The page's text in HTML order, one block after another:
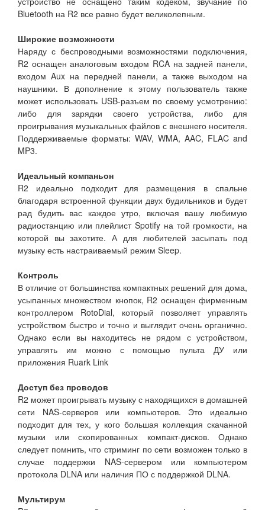
Bluetooth на R2 все равно будет великолепным.
Широкие возможности
Наряду с беспроводными возможностями подключения,
R2 оснащен аналоговым входом RCA на задней панели,
входом Aux на передней панели, а также выходом на
наушники. В дополнение к этому пользователь также
может использовать USB-разъем по своему усмотрению:
либо для зарядки своего устройства, либо для
проигрывания музыкальных файлов с внешнего носителя.
Поддерживаемые форматы: WAV, WMA, AAC, FLAC and
MP3.
Идеальный компаньон
R2 идеально подходит для размещения в спальне
благодаря встроенной функции двух будильников и будет
рад будить вас каждое утро, включая вашу любимую
радиостанцию или плейлист Spotify на той громкости, на
которой вы захотите. А для любителей засыпать под
музыку есть настраиваемый режим Sleep.
Контроль
В отличие от большинства компактных решений для дома,
усыпанных множеством кнопок, R2 оснащен фирменным
контроллером RotoDial, который позволяет управлять
устройством быстро и точно и выглядит очень органично.
Однако если вы находитесь не рядом с устройством,
управлять им можно с помощью пульта ДУ или
приложения Ruark Link
Доступ без проводов
R2 может проигрывать музыку с находящихся в домашней
сети NAS-серверов или компьютеров. Это идеально
подходит для тех, у кого большая коллекция скачанной
музыки или скопированных компакт-дисков. Однако
следует помнить, что стриминг по сети возможен только в
случае поддержки NAS-сервером или компьютером
протокола DLNA или наличия ПО с поддержкой DLNA.
Мультирум